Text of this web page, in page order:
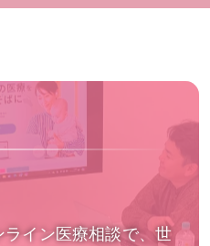
イン医療相談で、世